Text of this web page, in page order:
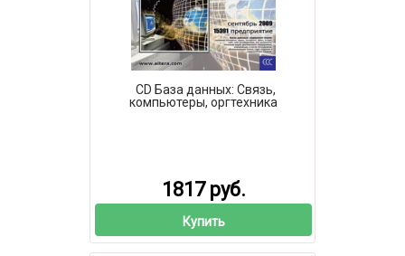
CD База данных: Связь,
компьютеры, оргтехника
1817 руб.
Купить